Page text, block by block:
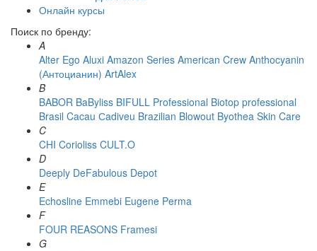
Онлайн курсы
Поиск по бренду:
A
Alter Ego Aluxi Amazon Series American Crew Anthocyanin
(Антоцианин) ArtAlex
B
BABOR BaByliss BIFULL Professional Biotop professional
Brasil Cacau Сadiveu Brazilian Blowout Byothea Skin Care
C
CHI Corioliss CULT.O
D
Deeply DeFabulous Depot
E
Echosline Emmebi Eugene Perma
F
FOUR REASONS Framesi
G